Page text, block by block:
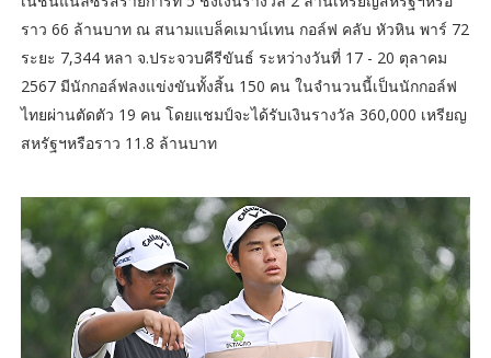
ราว 66 ล้านบาท ณ สนามแบล็คเมาน์เทน กอล์ฟ คลับ หัวหิน พาร์ 72
ระยะ 7,344 หลา จ.ประจวบคีรีขันธ์ ระหว่างวันที่ 17 - 20 ตุลาคม
2567 มีนักกอล์ฟลงแข่งขันทั้งสิ้น 150 คน ในจำนวนนี้เป็นนักกอล์ฟ
ไทยผ่านตัดตัว 19 คน โดยแชมป์จะได้รับเงินรางวัล 360,000 เหรียญ
สหรัฐฯหรือราว 11.8 ล้านบาท